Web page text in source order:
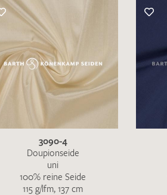
3090-4
Doupionseide
uni
100% reine Seide
115 g/lfm, 137 cm